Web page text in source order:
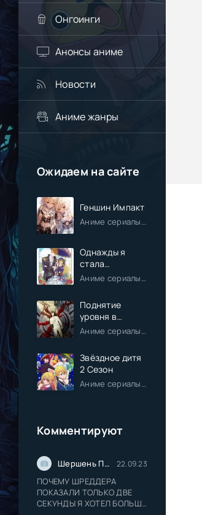
Онгоинги
Анонсы аниме
Новости
Аниме жанры
Ожидаем на сайте
Геншин Импакт
Однажды я
стала
принцессой
Аниме сериалы / Комедия / Романтика / Фэнтези / Анонсы
Поднятие
уровня в
одиночку
Аниме сериалы / Экшен / Приключения / Фэнтези / Анонсы
Звёздное дитя
2 Сезон
Аниме сериалы / Драма / Комедия / Романтика / Фантастика / Анонсы
Комментируют
Шершень Прайс 22.09.23
ПОЧЕМУ ШРЕДДЕРА
ПОКАЗАЛИ ТОЛЬКО ДВЕ
СЕКУНДЫ Я ХОТЕЛ БОЛЬШЕ